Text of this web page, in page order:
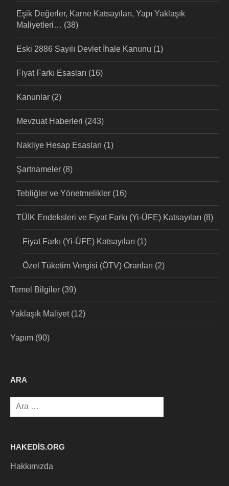
Eşik Değerler, Karne Katsayıları, Yapı Yaklaşık
Maliyetleri… (38)
Eski 2886 Sayılı Devlet İhale Kanunu (1)
Fiyat Farkı Esasları (16)
Kanunlar (2)
Mevzuat Haberleri (243)
Nakliye Hesap Esasları (1)
Şartnameler (8)
Tebliğler ve Yönetmelikler (16)
TÜİK Endeksleri ve Fiyat Farkı (Yi-ÜFE) Katsayıları (8)
Fiyat Farkı (Yi-ÜFE) Katsayıları (1)
Özel Tüketim Vergisi (ÖTV) Oranları (2)
Temel Bilgiler (39)
Yaklaşık Maliyet(12)
Yapım (90)
ARA
Arama:
HAKEDIS.ORG
Hakkımızda